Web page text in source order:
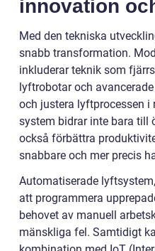
innovation
Med den tekniska
snabb transformation.
inkluderar teknik som
lyftrobotar och
och justera lyftprocessen i
system bidrar inte bara till
också förbättra
snabbare och mer precis
Automatiserade
att programmera
behovet av manuell
mänskliga fel. Samtidigt